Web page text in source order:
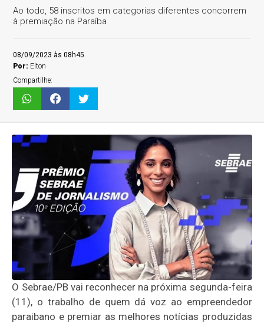
Ao todo, 58 inscritos em categorias diferentes concorrem
à premiação na Paraíba
08/09/2023 às 08h45
Por: Elton
Compartilhe:
O Sebrae/PB vai reconhecer na próxima segunda-feira
(11), o trabalho de quem dá voz ao empreendedor
paraibano e premiar as melhores notícias produzidas